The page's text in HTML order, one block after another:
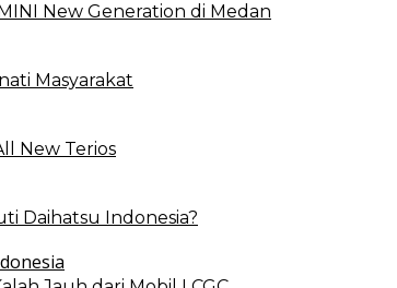
New Generation di Medan
Masyarakat
New Terios
Daihatsu Indonesia?